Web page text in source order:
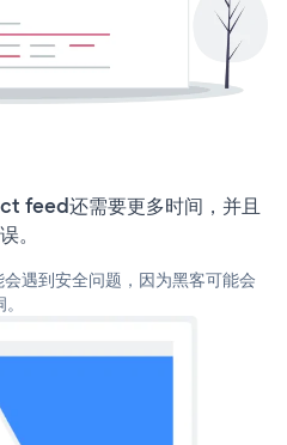
feed还需要更多时间，并且
。
遇到安全问题，因为黑客可能会